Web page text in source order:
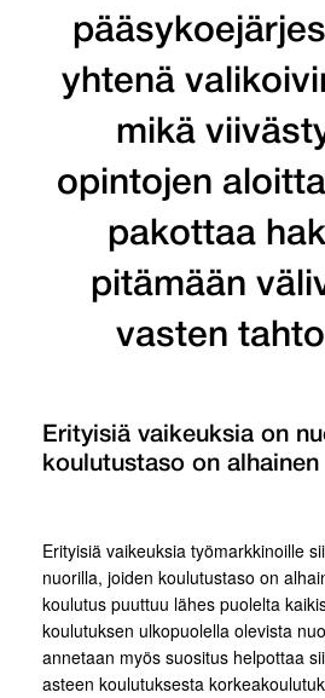
yhtenä
mikä
opintojen
pakottaa
pitämään
vasten
Erityisiä vaikeuksia on
koulutustaso on alhainen
Erityisiä vaikeuksia työmarkkinoille
nuorilla, joiden koulutustaso on
koulutus puuttuu lähes puolelta
koulutuksen ulkopuolella olevista
annetaan myös suositus helpottaa
asteen koulutuksesta